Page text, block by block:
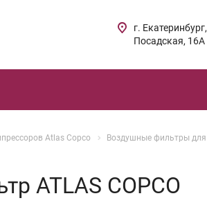
г.
Посадская, 16А
Atlas Copco Воздушные фильтры
ATLAS COPCO